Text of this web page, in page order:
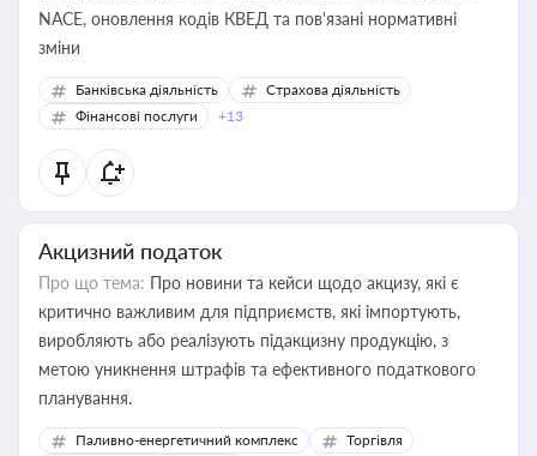
NACE, оновлення кодів КВЕД та пов'язані нормативні
зміни
Банківська діяльність
Страхова діяльність
Фінансові послуги
+13
Акцизний податок
Про що тема: Про новини та кейси щодо акцизу, які є
критично важливим для підприємств, які імпортують,
виробляють або реалізують підакцизну продукцію, з
метою уникнення штрафів та ефективного податкового
планування.
Паливно-енергетичний комплекс
Торгівля